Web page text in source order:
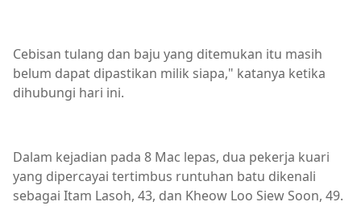
Cebisan tulang dan baju yang ditemukan itu masih
belum dapat dipastikan milik siapa," katanya ketika
dihubungi hari ini.
Dalam kejadian pada 8 Mac lepas, dua pekerja kuari
yang dipercayai tertimbus runtuhan batu dikenali
sebagai Itam Lasoh, 43, dan Kheow Loo Siew Soon, 49.